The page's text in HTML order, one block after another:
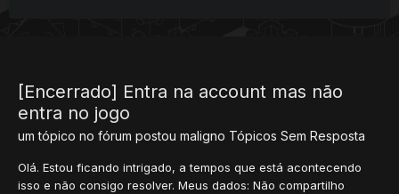
[Encerrado] Entra na account mas não
entra no jogo
um tópico no fórum postou maligno Tópicos Sem Resposta
Olá. Estou ficando intrigado, a tempos que está acontecendo
isso e não consigo resolver. Meus dados: Não compartilho